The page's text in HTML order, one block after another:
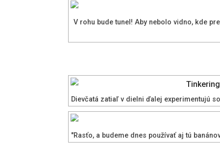
V rohu bude tunel! Aby nebolo vidno, kde
Dievčatá zatiaľ v dielni ďalej experimentujú
"Rasťo, a budeme dnes používať aj tú